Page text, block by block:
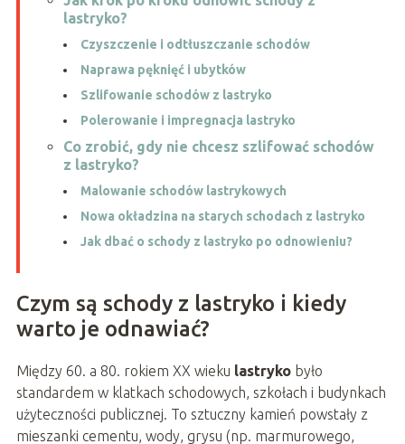
lastryko?
Czyszczenie i odtłuszczanie schodów
Naprawa pęknięć i ubytków
Szlifowanie schodów z lastryko
Polerowanie i impregnacja lastryko
Co zrobić, gdy nie chcesz szlifować schodów
z lastryko?
Malowanie schodów lastrykowych
Nowa okładzina na starych schodach z lastryko
Jak dbać o schody z lastryko po odnowieniu?
Czym są schody z lastryko i kiedy
warto je odnawiać?
Między 60. a 80. rokiem XX wieku lastrykobyło
standardem w klatkach schodowych, szkołach i budynkach
użyteczności publicznej. To sztuczny kamień powstały z
mieszanki cementu, wody, grysu (np. marmurowego,